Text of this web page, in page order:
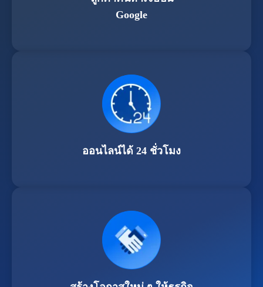
Google
ออนไลน์ได้ 24 ชั่วโมง